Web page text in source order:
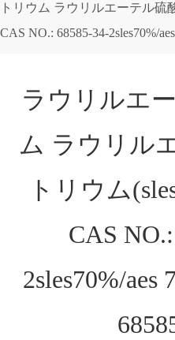
トリウム ラウリルエーテル硫
CAS NO.: 68585-34-2sles70%/
ラウリルエ
ム ラウリル
トリウム
CAS
2sles70%/aes